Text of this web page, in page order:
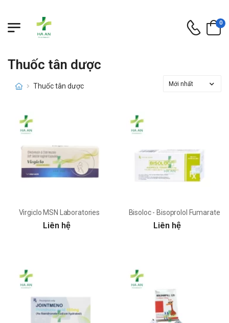
0
Thuốc tân dược
Thuốc tân dược
Virgiclo MSN Laboratories
Liên hệ
Bisoloc - Bisoprolol Fumarate
Liên hệ